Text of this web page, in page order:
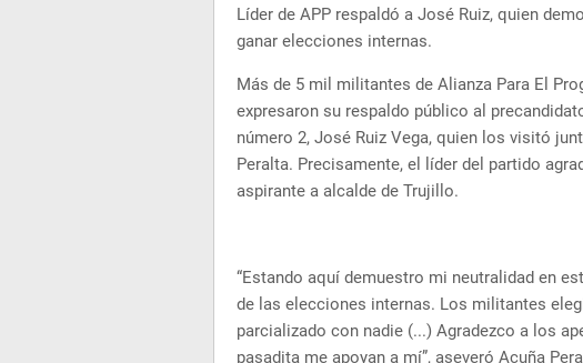
Líder de APP respaldó a José Ruiz, quien
ganar elecciones internas.
Más de 5 mil militantes de Alianza Para El
expresaron su respaldo público al
número 2, José Ruiz Vega, quien los visitó
Peralta. Precisamente, el líder del partido
aspirante a alcalde de Trujillo.
“Estando aquí demuestro mi neutralidad en
de las elecciones internas. Los militantes
parcializado con nadie (...) Agradezco a los
pasadita me apoyan a mí”, aseveró Acuña